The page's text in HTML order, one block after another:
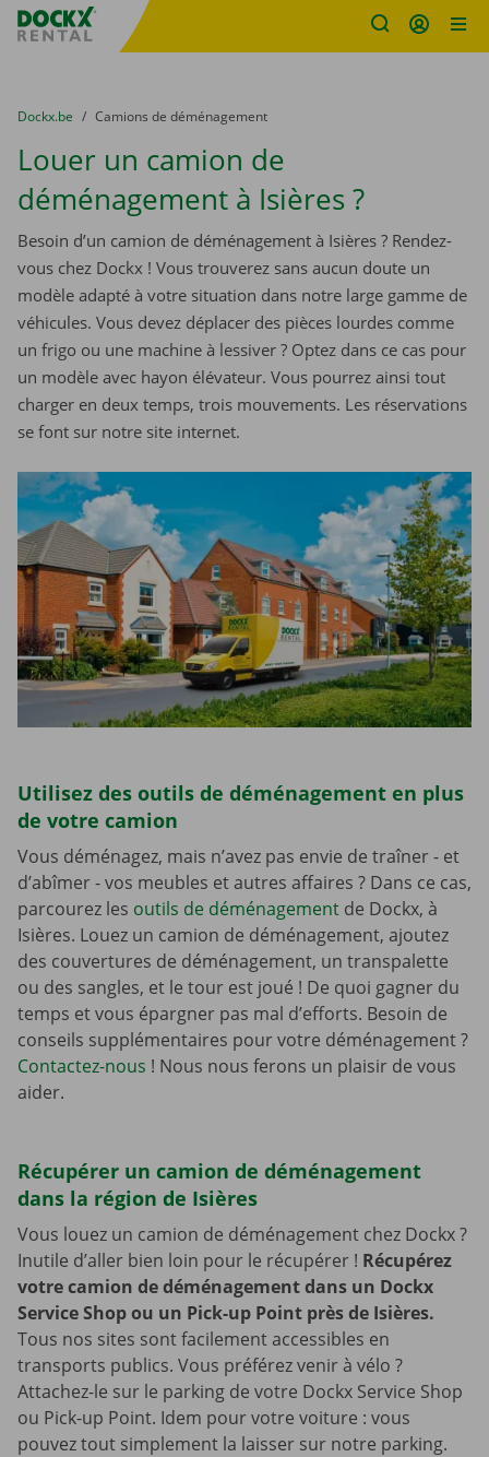
sitename
You are here:
du
Dockx.be to
Camions de déménagement
Louer un camion de
déménagement à Isières ?
Besoin d’un camion de déménagement à Isières ? Rendez-
vous chez Dockx ! Vous trouverez sans aucun doute un
modèle adapté à votre situation dans notre large gamme de
véhicules. Vous devez déplacer des pièces lourdes comme
un frigo ou une machine à lessiver ? Optez dans ce cas pour
un modèle avec hayon élévateur. Vous pourrez ainsi tout
charger en deux temps, trois mouvements. Les réservations
se font sur notre site internet.
Utilisez des outils de déménagement en plus
de votre camion
Vous déménagez, mais n’avez pas envie de traîner - et
d’abîmer - vos meubles et autres affaires ? Dans ce cas,
parcourez les outils de déménagement de Dockx, à
Isières. Louez un camion de déménagement, ajoutez
des couvertures de déménagement, un transpalette
ou des sangles, et le tour est joué ! De quoi gagner du
temps et vous épargner pas mal d’efforts. Besoin de
conseils supplémentaires pour votre déménagement ?
Contactez-nous ! Nous nous ferons un plaisir de vous
aider.
Récupérer un camion de déménagement
dans la région de Isières
Vous louez un camion de déménagement chez Dockx ?
Inutile d’aller bien loin pour le récupérer ! Récupérez
votre camion de déménagement dans un Dockx
Service Shop ou un Pick-up Point près de Isières.
Tous nos sites sont facilement accessibles en
transports publics. Vous préférez venir à vélo ?
Attachez-le sur le parking de votre Dockx Service Shop
ou Pick-up Point. Idem pour votre voiture : vous
pouvez tout simplement la laisser sur notre parking.